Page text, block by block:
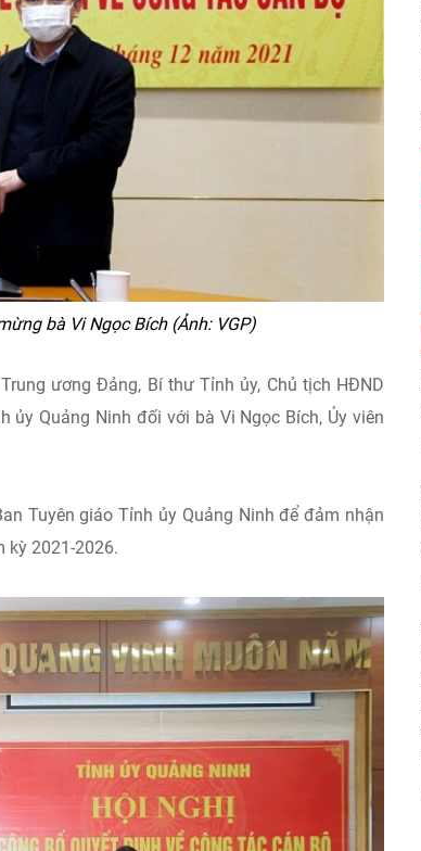
bà Vi Ngọc Bích (Ảnh: VGP)
ương Đảng, Bí thư Tỉnh ủy, Chủ tịch HĐND
Quảng Ninh đối với bà Vi Ngọc Bích, Ủy viên
Tuyên giáo Tỉnh ủy Quảng Ninh để đảm nhận
kỳ 2021-2026.